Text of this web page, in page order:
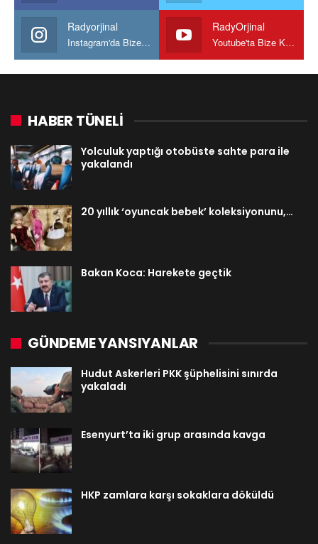
Radyorjinal
Instagram'da Bize katılın
RadyOrjinal
Youtube'ta Bize Katılın
HABER TÜNELİ
Yolculuk yaptığı otobüste sahte para ile
yakalandı
20 yıllık ‘oyuncak bebek’ koleksiyonunu,…
Bakan Koca: Harekete geçtik
GÜNDEME YANSIYANLAR
Hudut Askerleri PKK şüphelisini sınırda
yakaladı
Esenyurt’ta iki grup arasında kavga
HKP zamlara karşı sokaklara döküldü